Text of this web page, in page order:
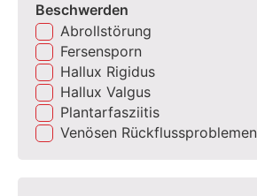
Beschwerden
Abrollstörung
Fersensporn
Hallux Rigidus
Hallux Valgus
Plantarfasziitis
Venösen Rückflussproblemen